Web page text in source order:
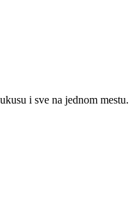
i sve na jednom mestu.